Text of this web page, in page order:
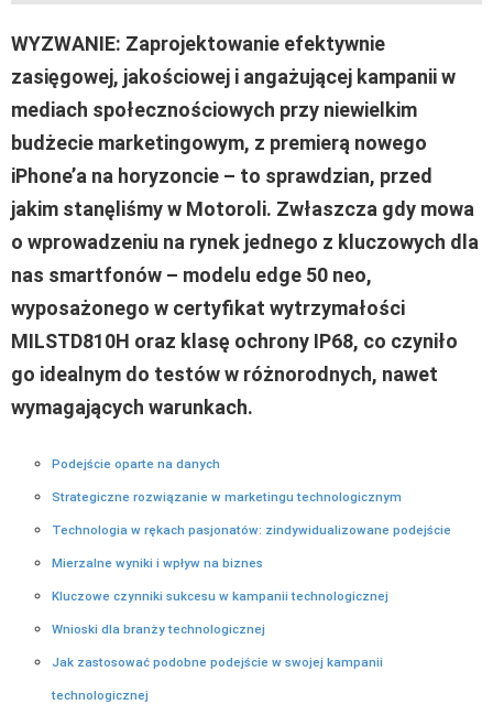
WYZWANIE: Zaprojektowanie efektywnie
zasięgowej, jakościowej i angażującej kampanii w
mediach społecznościowych przy niewielkim
budżecie marketingowym, z premierą nowego
iPhone’a na horyzoncie – to sprawdzian, przed
jakim stanęliśmy w Motoroli. Zwłaszcza gdy mowa
o wprowadzeniu na rynek jednego z kluczowych dla
nas smartfonów – modelu edge 50 neo,
wyposażonego w certyfikat wytrzymałości
MILSTD810H oraz klasę ochrony IP68, co czyniło
go idealnym do testów w różnorodnych, nawet
wymagających warunkach.
Podejście oparte na danych
Strategiczne rozwiązanie w marketingu technologicznym
Technologia w rękach pasjonatów: zindywidualizowane podejście
Mierzalne wyniki i wpływ na biznes
Kluczowe czynniki sukcesu w kampanii technologicznej
Wnioski dla branży technologicznej
Jak zastosować podobne podejście w swojej kampanii
technologicznej